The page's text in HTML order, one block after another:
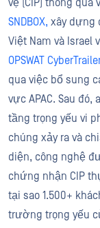
vệ (CIP) thông qua
SNDBOX, xây dựng
Việt Nam và Israel
OPSWAT
qua việc bổ sung
vực APAC. Sau
tầng trọng yếu vi
chúng xảy ra và
diện, công nghệ
chứng nhận CIP
tại sao 1.500+
trường trọng yếu